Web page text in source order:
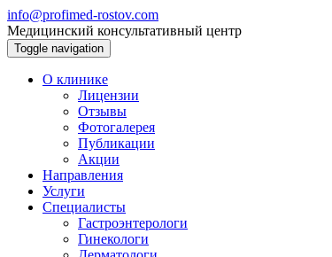
info@profimed-rostov.com
Медицинский консультативный центр
Toggle navigation
О клинике
Лицензии
Отзывы
Фотогалерея
Публикации
Акции
Направления
Услуги
Специалисты
Гастроэнтерологи
Гинекологи